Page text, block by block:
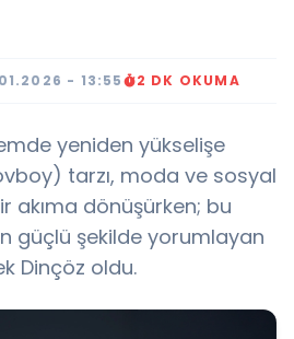
- 13:55 2 DK OKUMA
yeniden yükselişe
tarzı, moda ve sosyal
akıma dönüşürken; bu
güçlü şekilde yorumlayan
Dinçöz oldu.